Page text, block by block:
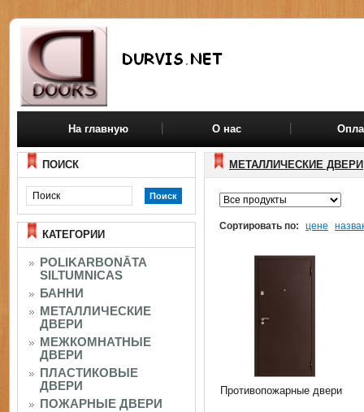
На главную О нас
ПОИСК
КАТЕГОРИИ
POLIKARBONĀTA
SILTUMNICAS
БАННИ
МЕТАЛЛИЧЕСКИЕ
ДВЕРИ
МЕЖКОМНАТНЫЕ
ДВЕРИ
ПЛАСТИКОВЫЕ
ДВЕРИ
ПОЖАРНЫЕ ДВЕРИ
МЕТАЛЛИЧЕСКИЕ ДВЕРИ
Сортировать по: цене
Противопожарные двери